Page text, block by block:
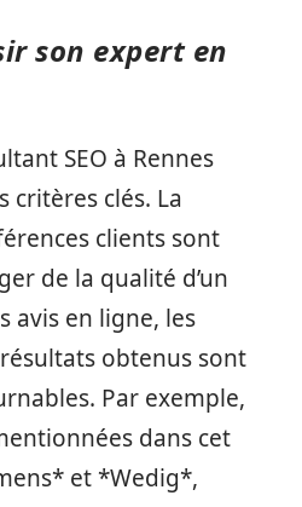
son expert en
SEO à Rennes
critères clés. La
clients sont
de la qualité d’un
avis en ligne, les
obtenus sont
Par exemple,
dans cet
et *Wedig*,